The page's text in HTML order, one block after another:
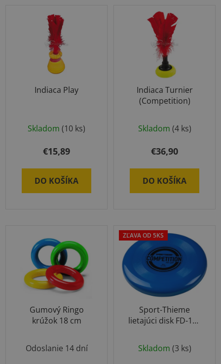
Indiaca Play
Skladom (10 ks)
€15,89
DO KOŠÍKA
Indiaca Turnier
(Competition)
hodnotenie
produktu
5,0
z
Skladom (4 ks)
€36,90
DO KOŠÍKA
Gumový Ringo
krúžok 18 cm
Odoslanie 14 dní
ZĽAVA OD 5KS
Sport-Thieme
lietajúci disk FD-125
Skladom (3 ks)